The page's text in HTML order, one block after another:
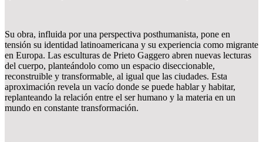
Su obra, influida por una perspectiva posthumanista, pone en
tensión su identidad latinoamericana y su experiencia como migrante
en Europa. Las esculturas de Prieto Gaggero abren nuevas lecturas
del cuerpo, planteándolo como un espacio diseccionable,
reconstruible y transformable, al igual que las ciudades. Esta
aproximación revela un vacío donde se puede hablar y habitar,
replanteando la relación entre el ser humano y la materia en un
mundo en constante transformación.